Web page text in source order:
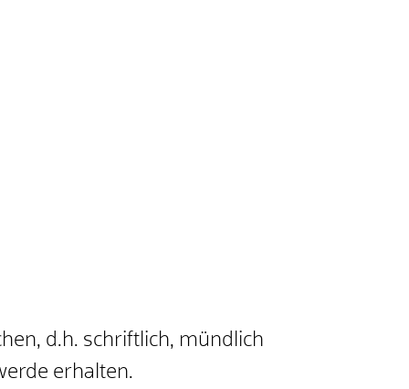
d.h. schriftlich, mündlich
erhalten.